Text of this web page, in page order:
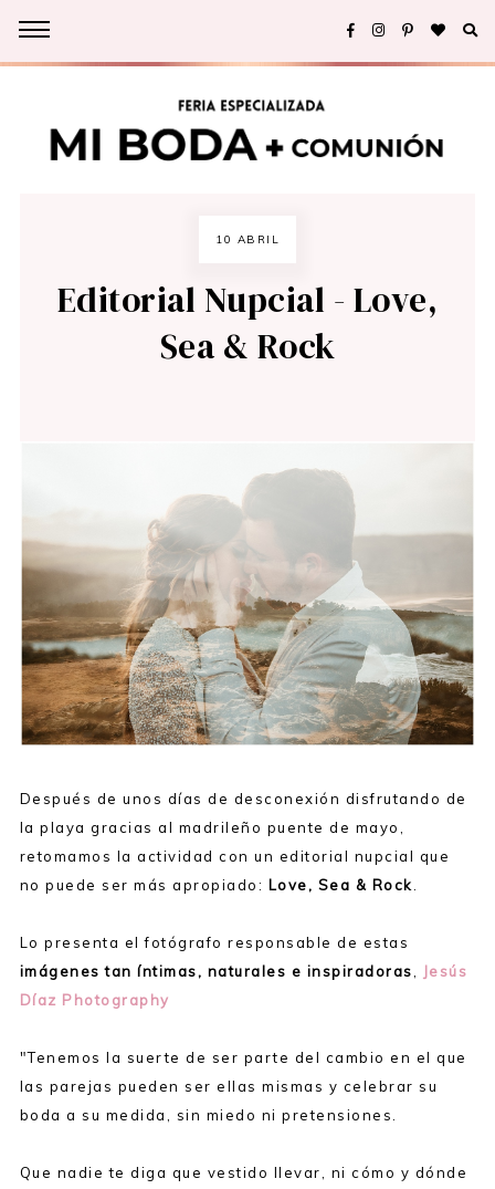
10 ABRIL
Editorial Nupcial - Love,
Sea & Rock
Después de unos días de desconexión disfrutando de
la playa gracias al madrileño puente de mayo,
retomamos la actividad con un editorial nupcial que
no puede ser más apropiado: Love, Sea & Rock
Lo presenta el fotógrafo responsable de estas
imágenes tan íntimas, naturales e inspiradoras
Jesús
Díaz Photography
"Tenemos la suerte de ser parte del cambio en el que
las parejas pueden ser ellas mismas y celebrar su
boda a su medida, sin miedo ni pretensiones.
Que nadie te diga que vestido llevar, ni cómo y dónde